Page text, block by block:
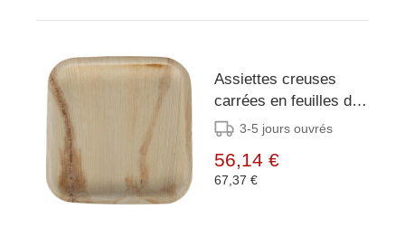
Assiettes creuses
carrées en feuilles de
palmier Fiesta
(lot de 100)
3-5 jours ouvrés
56,14 €
67,37 €